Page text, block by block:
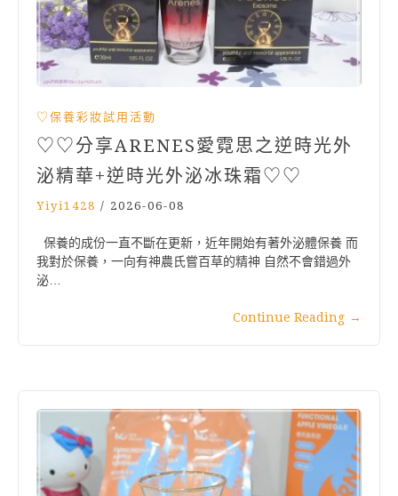
♡保養彩妝試用活動
♡♡分享ARENES愛霓思之逆時光外
泌精華+逆時光外泌冰珠霜♡♡
Yiyi1428 / 2026-06-08
保養的成份一直不斷在更新，近年開始有著外泌體保養 而
我對於保養，一向有神農氏嘗百草的精神 自然不會錯過外
泌…
Continue Reading →